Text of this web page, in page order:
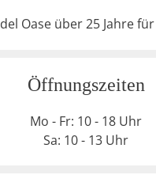
Öffnungszeiten
Mo - Fr: 10 - 18 Uhr
Sa: 10 - 13 Uhr